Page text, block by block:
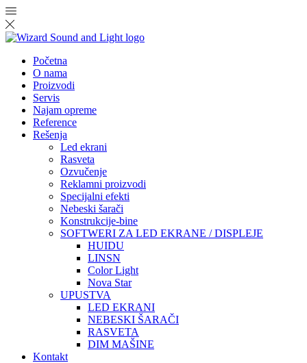
Početna
O nama
Proizvodi
Servis
Najam opreme
Reference
Rešenja
Led ekrani
Rasveta
Ozvučenje
Reklamni proizvodi
Specijalni efekti
Nebeski šarači
Konstrukcije-bine
SOFTWERI ZA LED EKRANE / DISPLEJE
HUIDU
LINSN
Color Light
Nova Star
UPUSTVA
LED EKRANI
NEBESKI ŠARAČI
RASVETA
DIM MAŠINE
Kontakt